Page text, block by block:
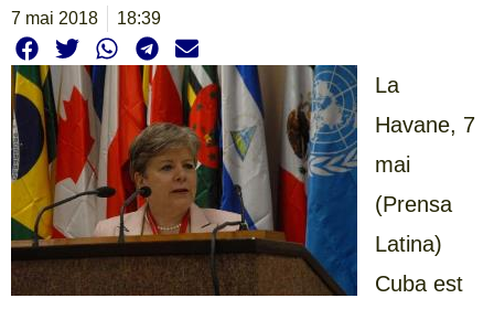
7 mai 2018 18:39
La
Havane, 7
mai
(Prensa
Latina)
Cuba est